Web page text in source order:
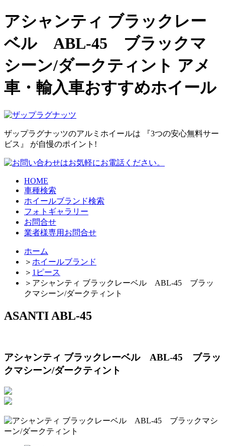
アシャンティ ブラックレー
ベル ABL-45 ブラックマ
シーン/ダークティント アメ
車・輸入車おすすめホイール
ザップラグナッツのアルミホイールは
『3つの安心無料サー
ビス』 が自慢のポイント!
HOME
車種検索
ホイールブランド検索
フォトギャラリー
お問合せ
業者様専用お問合せ
ホーム
＞ ホイールブランド
＞ 1ピース
＞ アシャンティ ブラックレーベル ABL-45 ブラッ
クマシーン/ダークティント
ASANTI ABL-45
アシャンティ ブラックレーベル ABL-45 ブラッ
クマシーン/ダークティント